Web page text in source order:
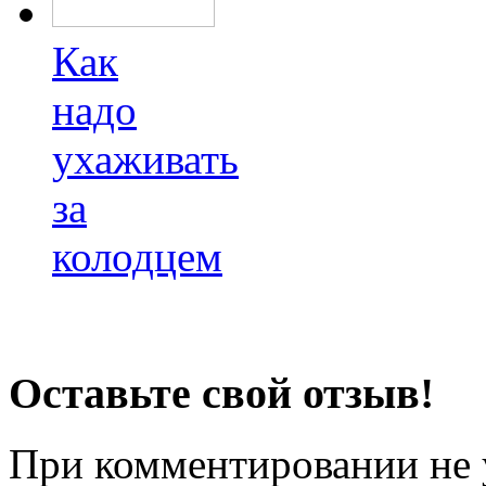
Как
надо
ухаживать
за
колодцем
Оставьте свой отзыв!
При комментировании не